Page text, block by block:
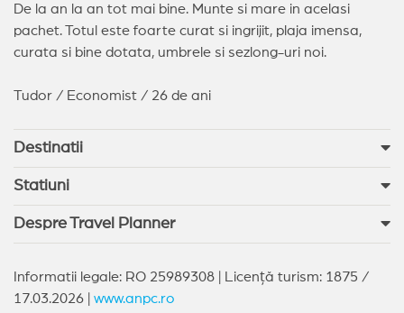
De la an la an tot mai bine. Munte si mare in acelasi
pachet. Totul este foarte curat si ingrijit, plaja imensa,
curata si bine dotata, umbrele si sezlong-uri noi.
Tudor / Economist / 26 de ani
Destinatii
Statiuni
Despre Travel Planner
Informatii legale: RO 25989308 | Licență turism: 1875 /
17.03.2026 | www.anpc.ro